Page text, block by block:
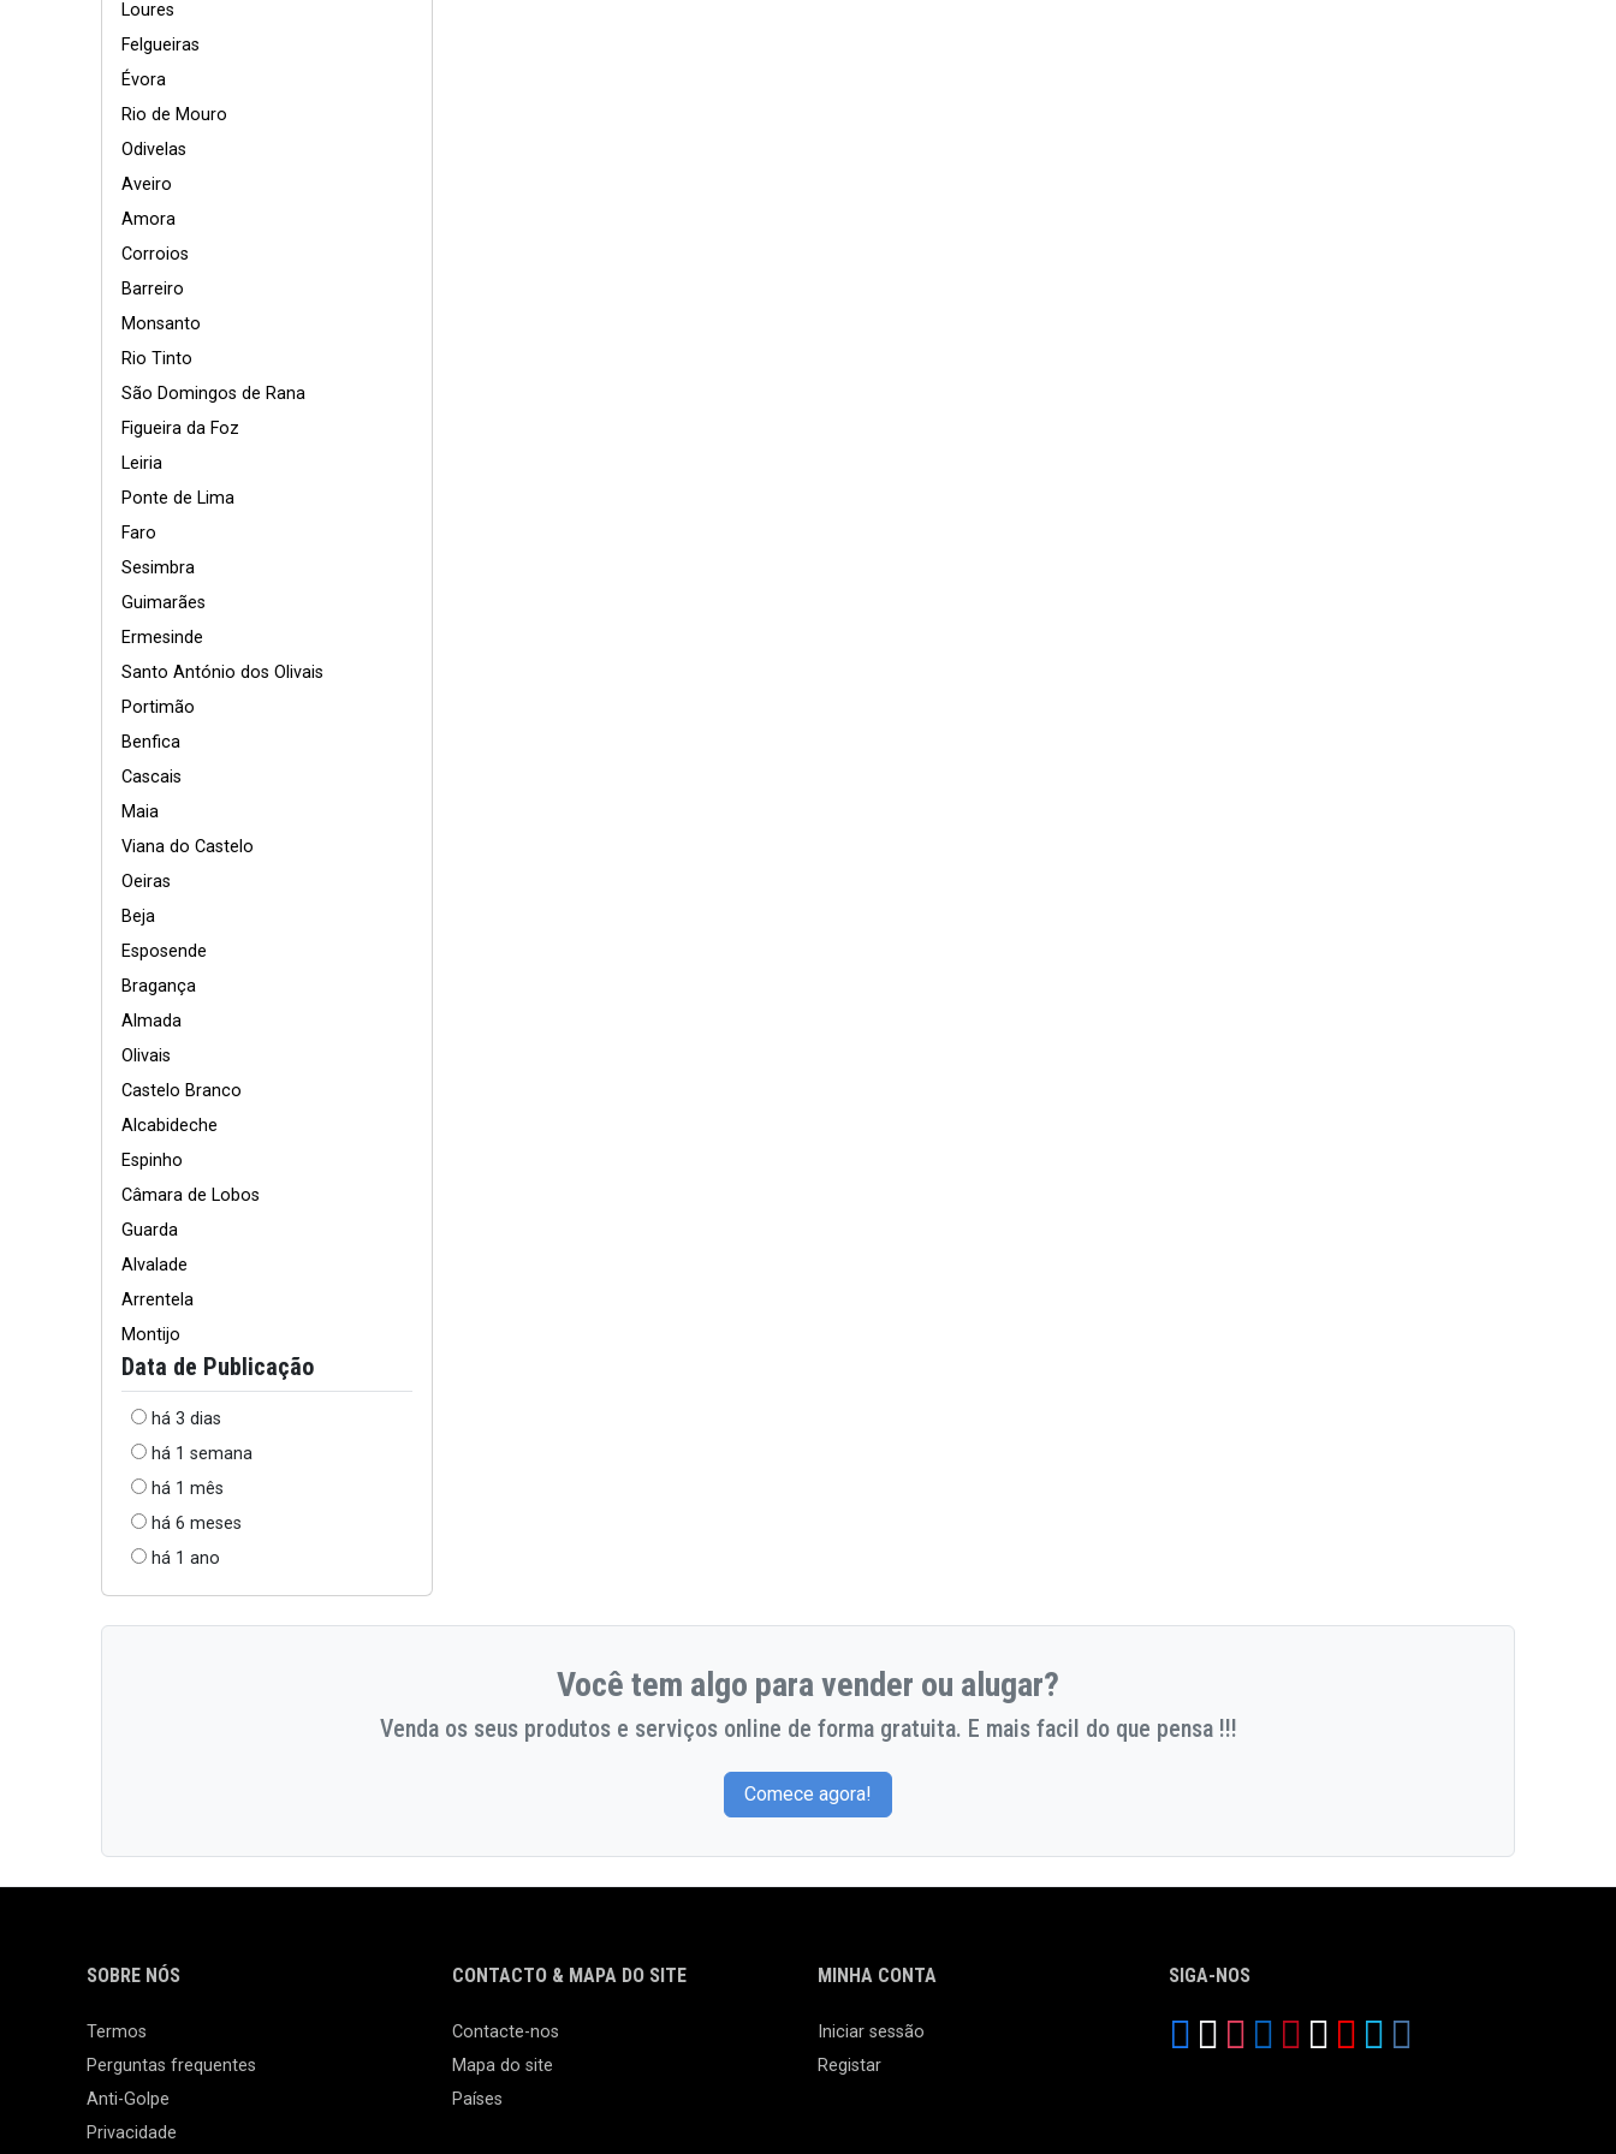
Loures
Felgueiras
Évora
Rio de Mouro
Odivelas
Aveiro
Amora
Corroios
Barreiro
Monsanto
Rio Tinto
São Domingos de Rana
Figueira da Foz
Leiria
Ponte de Lima
Faro
Sesimbra
Guimarães
Ermesinde
Santo António dos Olivais
Portimão
Benfica
Cascais
Maia
Viana do Castelo
Oeiras
Beja
Esposende
Bragança
Almada
Olivais
Castelo Branco
Alcabideche
Espinho
Câmara de Lobos
Guarda
Alvalade
Arrentela
Montijo
Data de Publicação
há 3 dias
há 1 semana
há 1 mês
há 6 meses
há 1 ano
Você tem algo para vender ou alugar?
Venda os seus produtos e serviços online de forma gratuita. E mais facil do que pensa !!!
Comece agora!
SOBRE NÓS
Termos
Perguntas frequentes
Anti-Golpe
Privacidade
CONTACTO & MAPA DO SITE
Contacte-nos
Mapa do site
Países
MINHA CONTA
Iniciar sessão
Registar
SIGA-NOS